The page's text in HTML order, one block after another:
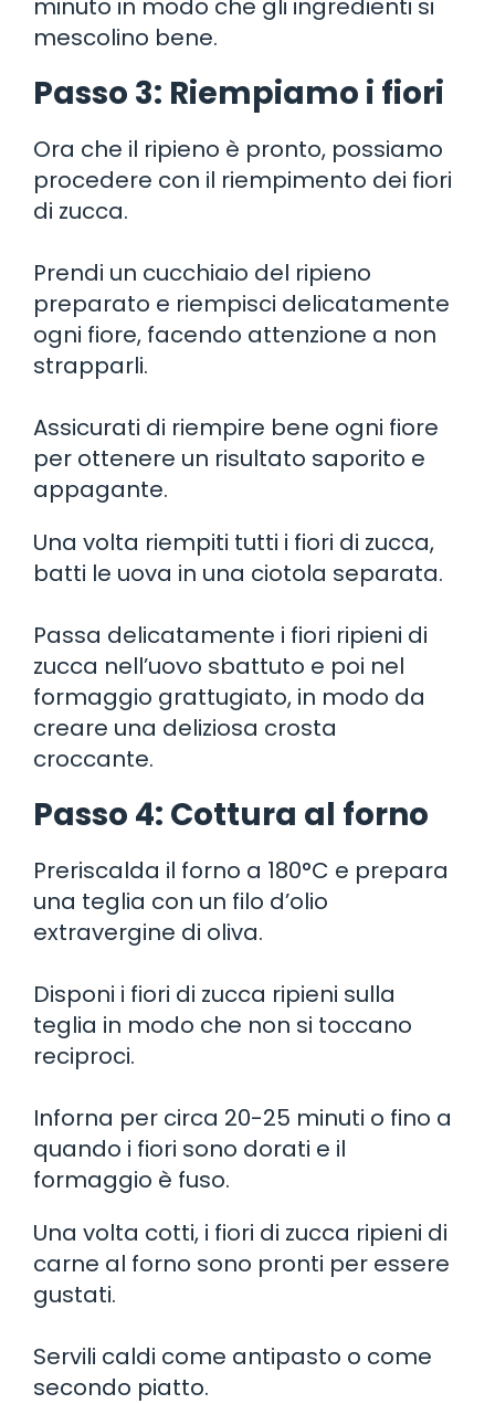
minuto in modo che gli ingredienti si
mescolino bene.
Passo 3: Riempiamo i fiori
Ora che il ripieno è pronto, possiamo
procedere con il riempimento dei fiori
di zucca.
Prendi un cucchiaio del ripieno
preparato e riempisci delicatamente
ogni fiore, facendo attenzione a non
strapparli.
Assicurati di riempire bene ogni fiore
per ottenere un risultato saporito e
appagante.
Una volta riempiti tutti i fiori di zucca,
batti le uova in una ciotola separata.
Passa delicatamente i fiori ripieni di
zucca nell’uovo sbattuto e poi nel
formaggio grattugiato, in modo da
creare una deliziosa crosta
croccante.
Passo 4: Cottura al forno
Preriscalda il forno a 180°C e prepara
una teglia con un filo d’olio
extravergine di oliva.
Disponi i fiori di zucca ripieni sulla
teglia in modo che non si toccano
reciproci.
Inforna per circa 20-25 minuti o fino a
quando i fiori sono dorati e il
formaggio è fuso.
Una volta cotti, i fiori di zucca ripieni di
carne al forno sono pronti per essere
gustati.
Servili caldi come antipasto o come
secondo piatto.